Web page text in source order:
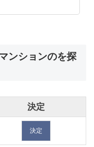
ンションのを探
決定